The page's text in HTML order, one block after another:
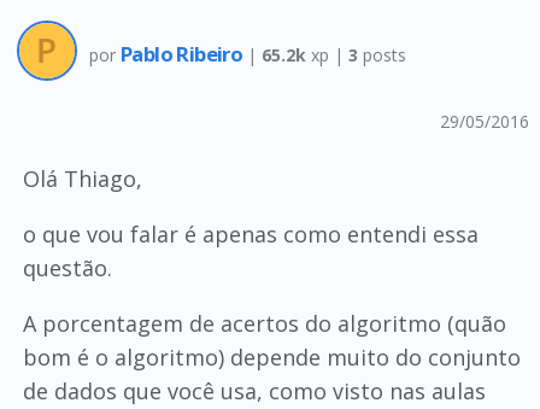
por Pablo Ribeiro | 65.2k xp | 3 posts
29/05/2016
Olá Thiago,
o que vou falar é apenas como entendi essa
questão.
A porcentagem de acertos do algoritmo (quão
bom é o algoritmo) depende muito do conjunto
de dados que você usa, como visto nas aulas